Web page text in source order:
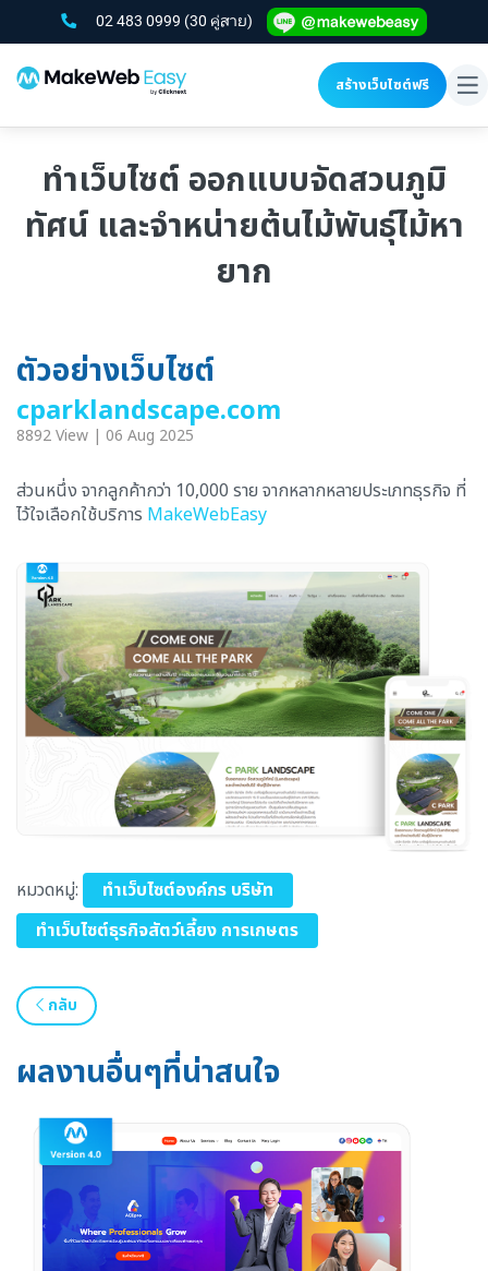
02 483 0999 (30 คู่สาย)
สร้างเว็บไซต์ฟรี
ทำเว็บไซต์ ออกแบบจัดสวนภูมิ
ทัศน์ และจำหน่ายต้นไม้พันธุ์ไม้หา
ยาก
ตัวอย่างเว็บไซต์
cparklandscape.com
8892 View | 06 Aug 2025
ส่วนหนึ่ง จากลูกค้ากว่า 10,000 ราย จากหลากหลายประเภทธุรกิจ ที่
ไว้ใจเลือกใช้บริการ MakeWebEasy
หมวดหมู่:
ทำเว็บไซต์องค์กร บริษัท
ทำเว็บไซต์ธุรกิจสัตว์เลี้ยง การเกษตร
กลับ
ผลงานอื่นๆที่น่าสนใจ